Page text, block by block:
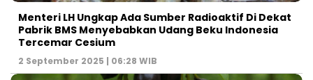
Menteri LH Ungkap Ada Sumber Radioaktif Di Dekat
Pabrik BMS Menyebabkan Udang Beku Indonesia
Tercemar Cesium
2 September 2025 | 06:28 WIB